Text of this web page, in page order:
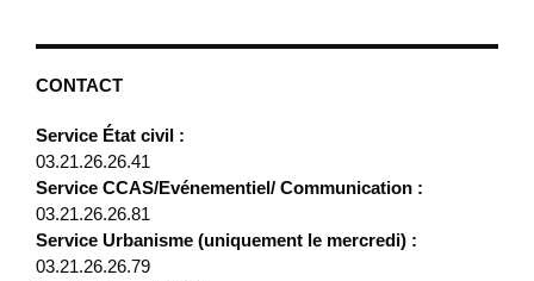
CONTACT
Service État civil :
03.21.26.26.41
Service CCAS/Evénementiel/ Communication :
03.21.26.26.81
Service Urbanisme (uniquement le mercredi) :
03.21.26.26.79